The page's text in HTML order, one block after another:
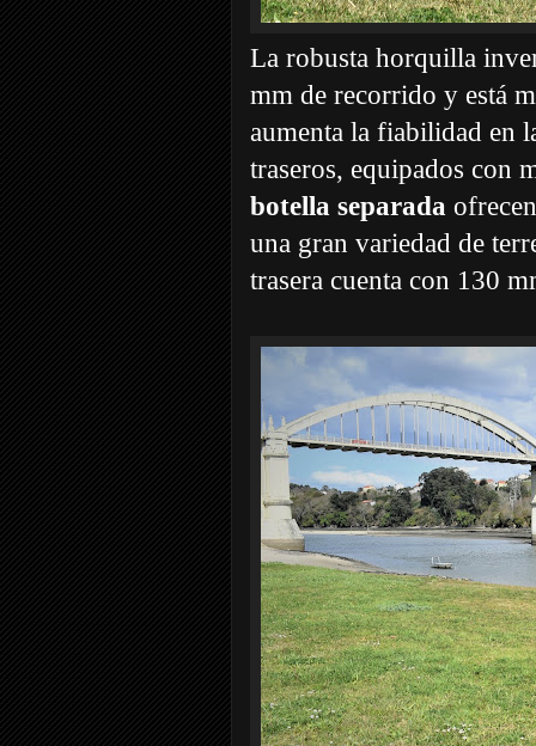
La robusta horquilla
mm de recorrido y está
aumenta la fiabilidad en
traseros, equipados con
botella separada
una gran variedad de
trasera cuenta con 130